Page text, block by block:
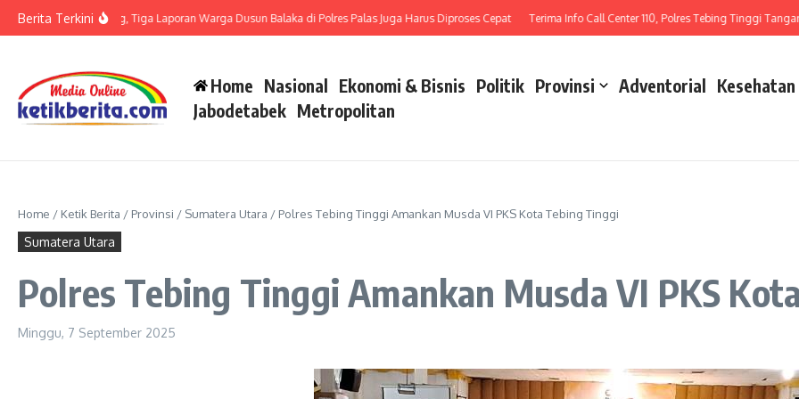
Berita Terkini
LP di Polsek Barteng, Tiga Laporan Warga Dusun Balaka di Polres Palas Juga Harus Diproses Cepat Terima Info Call Center 110, Polres Tebing Tinggi Tangani
Home Nasional Ekonomi & Bisnis Politik Provinsi Adventorial Kesehatan
Jabodetabek Metropolitan
Home / Ketik Berita / Provinsi / Sumatera Utara / Polres Tebing Tinggi Amankan Musda VI PKS Kota Tebing Tinggi
Sumatera Utara
Polres Tebing Tinggi Amankan Musda VI PKS
Minggu, 7 September 2025